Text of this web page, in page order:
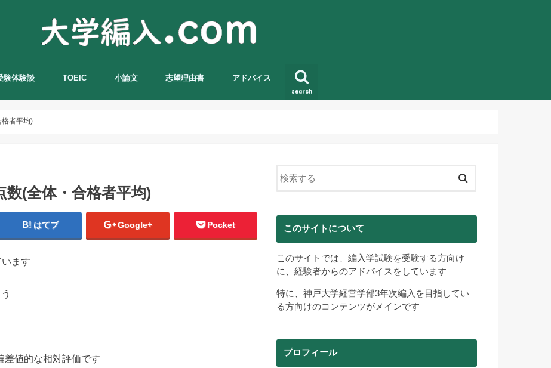
search
験体験談 TOEIC 小論文 志望理由書 アドバイス
格者平均)
(全体・合格者平均)
はてブ Google+ Pocket
ます
差値的な相対評価です
このサイトについて
このサイトでは、編入学試験を受験する方向け
に、経験者からのアドバイスをしています
特に、神戸大学経営学部3年次編入を目指してい
る方向けのコンテンツがメインです
プロフィール